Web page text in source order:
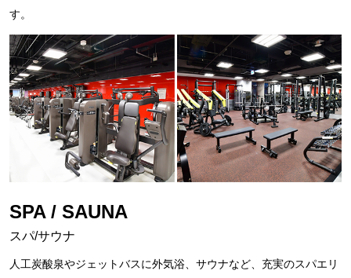
す。
SPA / SAUNA
スパ/サウナ
人工炭酸泉やジェットバスに外気浴、サウナなど、充実のスパエリ